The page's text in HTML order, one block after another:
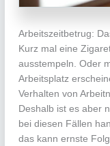
Arbeitszeitbetrug:
Kurz mal eine
ausstempeln. Oder
Arbeitsplatz
Verhalten von
Deshalb ist es aber
bei diesen Fällen
das kann ernste